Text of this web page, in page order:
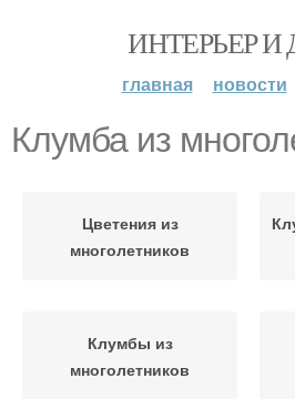
ИНТЕРЬЕР И
главная новости
Клумба из
Цветения из
многолетников
Клумбы из
многолетников